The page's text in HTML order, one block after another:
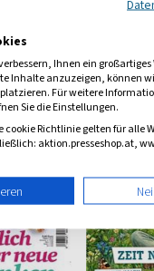
(alle 2
Ihnen ein großartiges
Inhalte anzuzeigen, können
Für weitere
Sie die Einstellungen.
Richtlinie gelten für alle
aktion.presseshop.at,